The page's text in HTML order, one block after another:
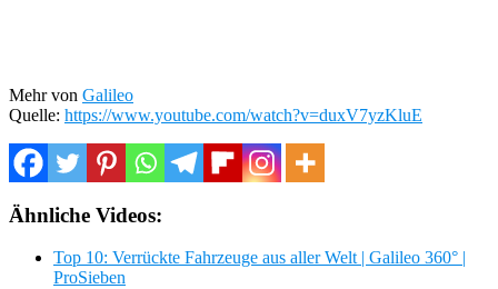
Mehr von Galileo
Quelle: https://www.youtube.com/watch?v=duxV7yzKluE
Ähnliche Videos:
Top 10: Verrückte Fahrzeuge aus aller Welt | Galileo 360° |
ProSieben